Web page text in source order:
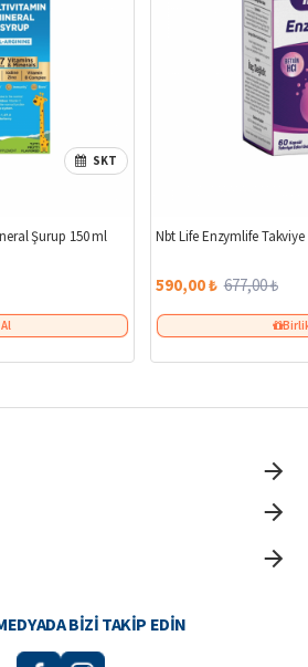
SKT
Şurup 150 ml Nbt Life Enzymlife Takviye
590,00 ₺ 677,00 ₺
BIZI TAKIP EDIN